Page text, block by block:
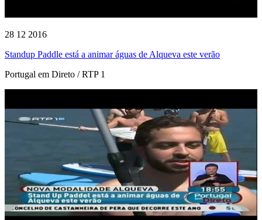
28 12 2016
Standup Paddle está a animar águas de Alqueva este verão
Portugal em Direto / RTP 1